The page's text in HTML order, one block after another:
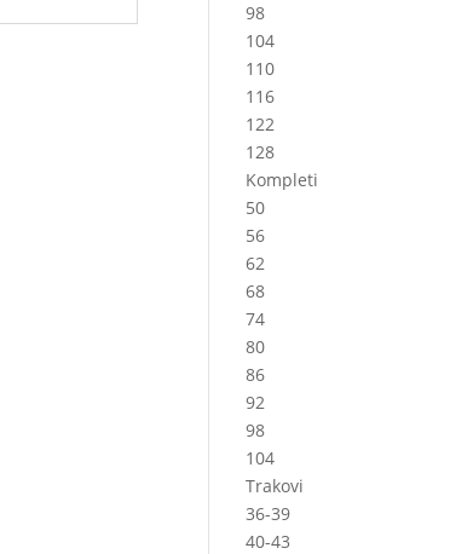
98
104
110
116
122
128
Kompleti
50
56
62
68
74
80
86
92
98
104
Trakovi
36-39
40-43